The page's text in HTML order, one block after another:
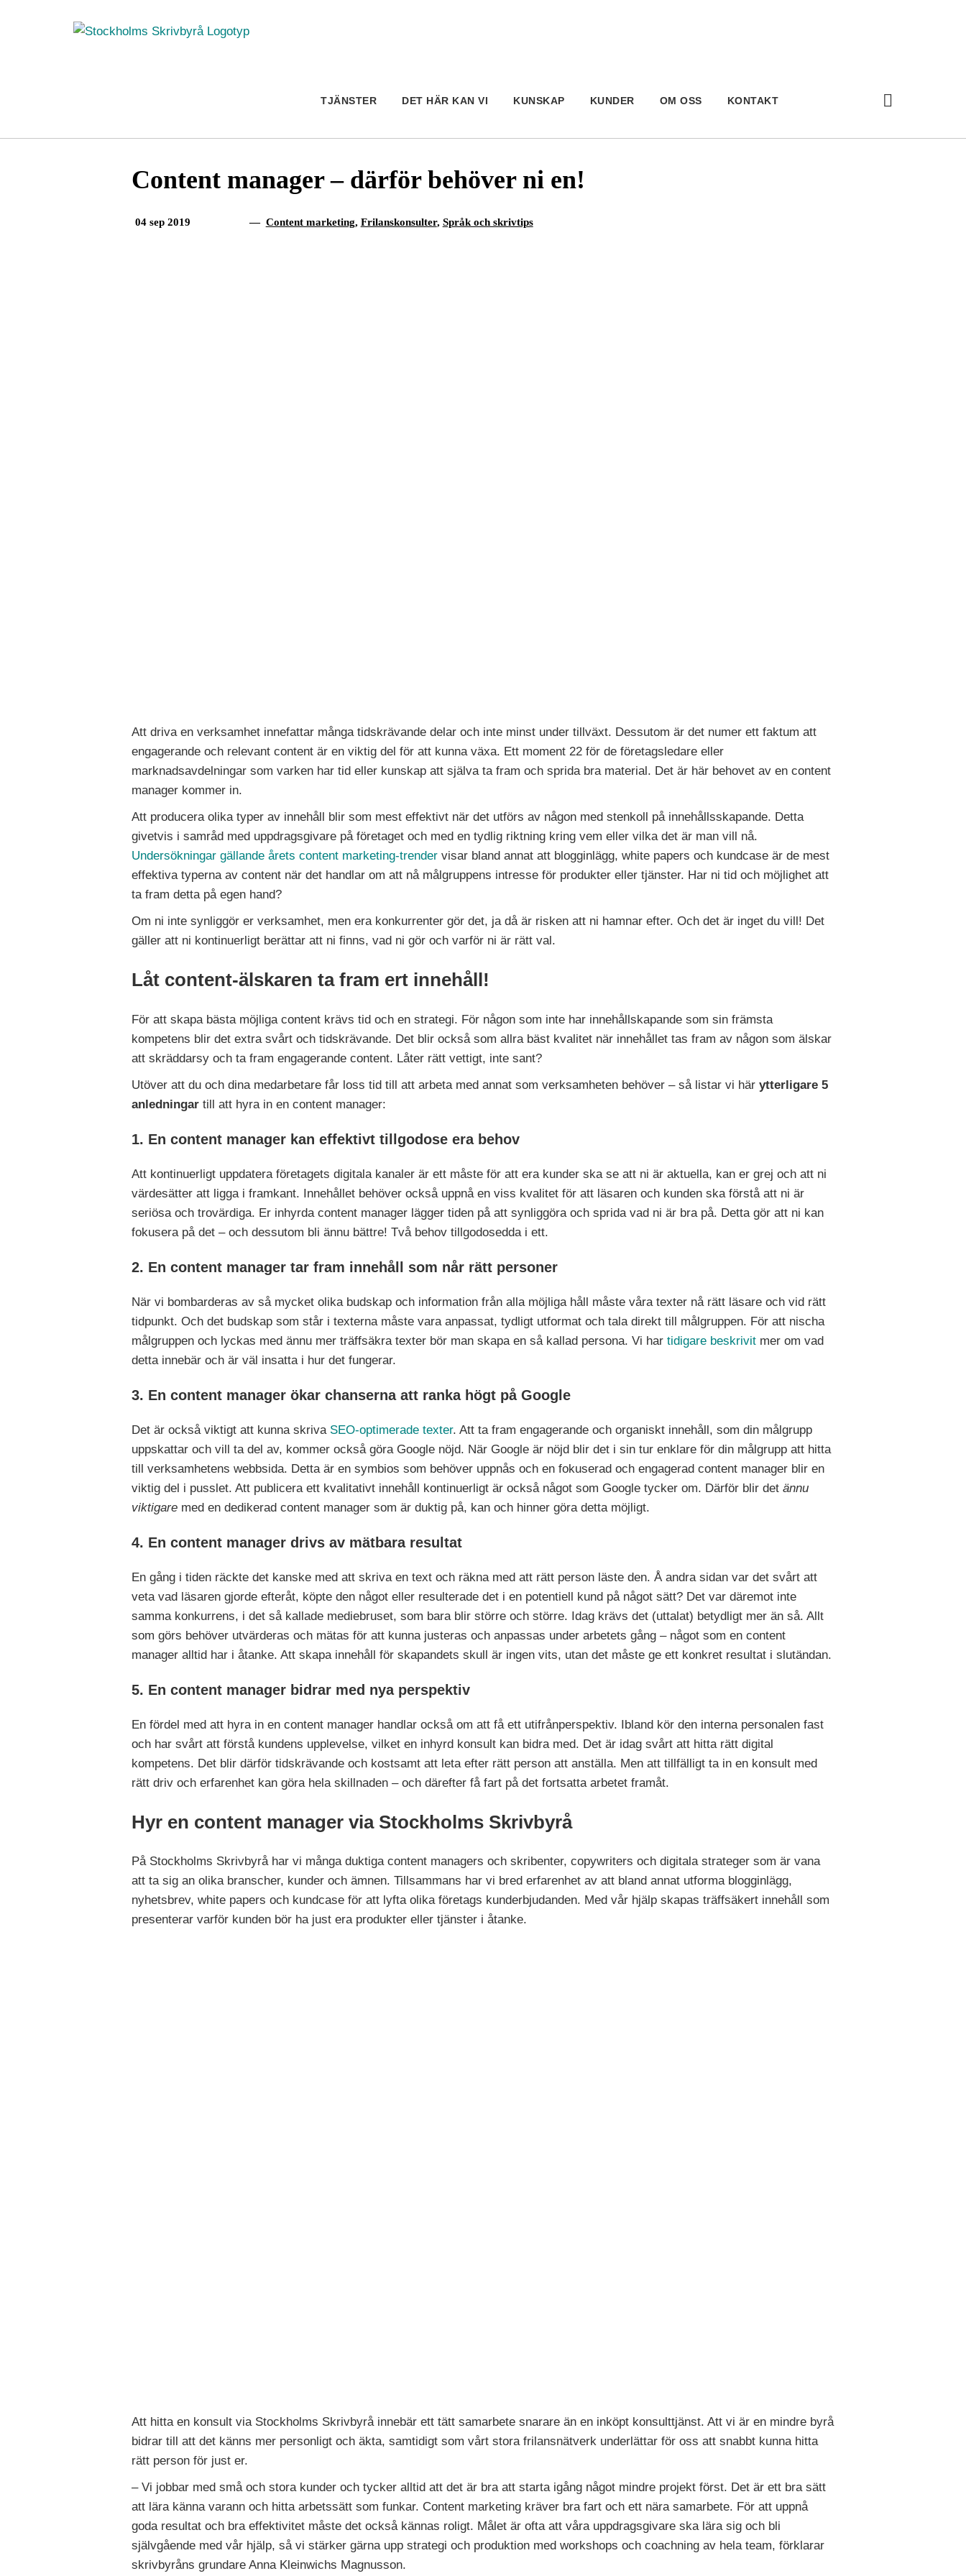
TJÄNSTER DET HÄR KAN VI KUNSKAP KUNDER OM OSS KONTAKT
Content manager – därför behöver ni en!
04 sep 2019 — Content marketing, Frilanskonsulter, Språk och skrivtips
Att driva en verksamhet innefattar många tidskrävande delar och inte minst under tillväxt. Dessutom är det numer ett faktum att
engagerande och relevant content är en viktig del för att kunna växa. Ett moment 22 för de företagsledare eller
marknadsavdelningar som varken har tid eller kunskap att själva ta fram och sprida bra material. Det är här behovet av en content
manager kommer in.
Att producera olika typer av innehåll blir som mest effektivt när det utförs av någon med stenkoll på innehållsskapande. Detta
givetvis i samråd med uppdragsgivare på företaget och med en tydlig riktning kring vem eller vilka det är man vill nå.
Undersökningar gällande årets content marketing-trender visar bland annat att blogginlägg, white papers och kundcase är de mest
effektiva typerna av content när det handlar om att nå målgruppens intresse för produkter eller tjänster. Har ni tid och möjlighet att
ta fram detta på egen hand?
Om ni inte synliggör er verksamhet, men era konkurrenter gör det, ja då är risken att ni hamnar efter. Och det är inget du vill! Det
gäller att ni kontinuerligt berättar att ni finns, vad ni gör och varför ni är rätt val.
Låt content-älskaren ta fram ert innehåll!
För att skapa bästa möjliga content krävs tid och en strategi. För någon som inte har innehållskapande som sin främsta
kompetens blir det extra svårt och tidskrävande. Det blir också som allra bäst kvalitet när innehållet tas fram av någon som älskar
att skräddarsy och ta fram engagerande content. Låter rätt vettigt, inte sant?
Utöver att du och dina medarbetare får loss tid till att arbeta med annat som verksamheten behöver – så listar vi härytterligare 5
anledningar till att hyra in en content manager:
1. En content manager kan effektivt tillgodose era behov
Att kontinuerligt uppdatera företagets digitala kanaler är ett måste för att era kunder ska se att ni är aktuella, kan er grej och att ni
värdesätter att ligga i framkant. Innehållet behöver också uppnå en viss kvalitet för att läsaren och kunden ska förstå att ni är
seriösa och trovärdiga. Er inhyrda content manager lägger tiden på att synliggöra och sprida vad ni är bra på. Detta gör att ni kan
fokusera på det – och dessutom bli ännu bättre! Två behov tillgodosedda i ett.
2. En content manager tar fram innehåll som når rätt personer
När vi bombarderas av så mycket olika budskap och information från alla möjliga håll måste våra texter nå rätt läsare och vid rätt
tidpunkt. Och det budskap som står i texterna måste vara anpassat, tydligt utformat och tala direkt till målgruppen. För att nischa
målgruppen och lyckas med ännu mer träffsäkra texter bör man skapa en så kallad persona. Vi hartidigare beskrivit mer om vad
detta innebär och är väl insatta i hur det fungerar.
3. En content manager ökar chanserna att ranka högt på Google
Det är också viktigt att kunna skriva SEO-optimerade texter. Att ta fram engagerande och organiskt innehåll, som din målgrupp
uppskattar och vill ta del av, kommer också göra Google nöjd. När Google är nöjd blir det i sin tur enklare för din målgrupp att hitta
till verksamhetens webbsida. Detta är en symbios som behöver uppnås och en fokuserad och engagerad content manager blir en
viktig del i pusslet. Att publicera ett kvalitativt innehåll kontinuerligt är också något som Google tycker om. Därför blir detännu
viktigare med en dedikerad content manager som är duktig på, kan och hinner göra detta möjligt.
4. En content manager drivs av mätbara resultat
En gång i tiden räckte det kanske med att skriva en text och räkna med att rätt person läste den. Å andra sidan var det svårt att
veta vad läsaren gjorde efteråt, köpte den något eller resulterade det i en potentiell kund på något sätt? Det var däremot inte
samma konkurrens, i det så kallade mediebruset, som bara blir större och större. Idag krävs det (uttalat) betydligt mer än så. Allt
som görs behöver utvärderas och mätas för att kunna justeras och anpassas under arbetets gång – något som en content
manager alltid har i åtanke. Att skapa innehåll för skapandets skull är ingen vits, utan det måste ge ett konkret resultat i slutändan.
5. En content manager bidrar med nya perspektiv
En fördel med att hyra in en content manager handlar också om att få ett utifrånperspektiv. Ibland kör den interna personalen fast
och har svårt att förstå kundens upplevelse, vilket en inhyrd konsult kan bidra med. Det är idag svårt att hitta rätt digital
kompetens. Det blir därför tidskrävande och kostsamt att leta efter rätt person att anställa. Men att tillfälligt ta in en konsult med
rätt driv och erfarenhet kan göra hela skillnaden – och därefter få fart på det fortsatta arbetet framåt.
Hyr en content manager via Stockholms Skrivbyrå
På Stockholms Skrivbyrå har vi många duktiga content managers och skribenter, copywriters och digitala strateger som är vana
att ta sig an olika branscher, kunder och ämnen. Tillsammans har vi bred erfarenhet av att bland annat utforma blogginlägg,
nyhetsbrev, white papers och kundcase för att lyfta olika företags kunderbjudanden. Med vår hjälp skapas träffsäkert innehåll som
presenterar varför kunden bör ha just era produkter eller tjänster i åtanke.
Att hitta en konsult via Stockholms Skrivbyrå innebär ett tätt samarbete snarare än en inköpt konsulttjänst. Att vi är en mindre byrå
bidrar till att det känns mer personligt och äkta, samtidigt som vårt stora frilansnätverk underlättar för oss att snabbt kunna hitta
rätt person för just er.
– Vi jobbar med små och stora kunder och tycker alltid att det är bra att starta igång något mindre projekt först. Det är ett bra sätt
att lära känna varann och hitta arbetssätt som funkar. Content marketing kräver bra fart och ett nära samarbete. För att uppnå
goda resultat och bra effektivitet måste det också kännas roligt. Målet är ofta att våra uppdragsgivare ska lära sig och bli
självgående med vår hjälp, så vi stärker gärna upp strategi och produktion med workshops och coachning av hela team, förklarar
skrivbyråns grundare Anna Kleinwichs Magnusson.